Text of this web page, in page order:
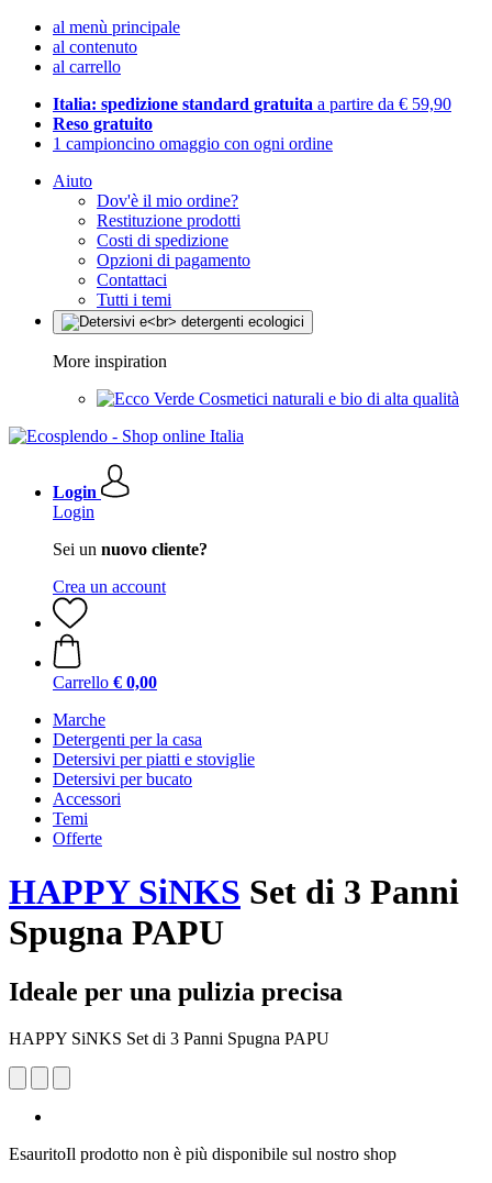
al menù principale
al contenuto
al carrello
Italia: spedizione standard gratuita a partire da € 59,90
Reso gratuito
1 campioncino omaggio con ogni ordine
Aiuto
Dov'è il mio ordine?
Restituzione prodotti
Costi di spedizione
Opzioni di pagamento
Contattaci
Tutti i temi
More inspiration
Cosmetici naturali e bio di alta qualità
Login
Login
Sei un nuovo cliente?
Crea un account
Carrello € 0,00
Marche
Detergenti per la casa
Detersivi per piatti e stoviglie
Detersivi per bucato
Accessori
Temi
Offerte
HAPPY SiNKS Set di 3 Panni
Spugna PAPU
Ideale per una pulizia precisa
HAPPY SiNKS Set di 3 Panni Spugna PAPU
EsauritoIl prodotto non è più disponibile sul nostro shop